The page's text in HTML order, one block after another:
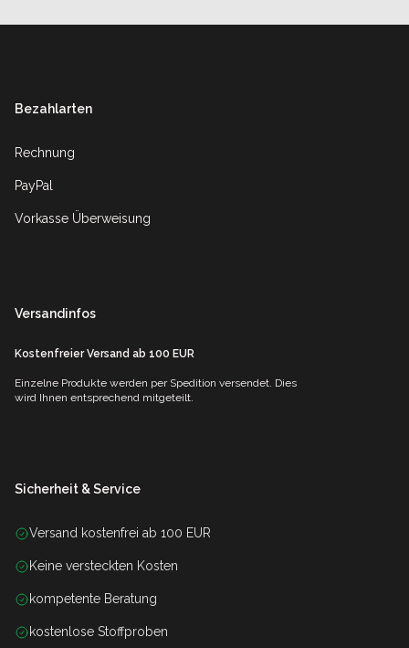
Bezahlarten
Rechnung
PayPal
Vorkasse Überweisung
Versandinfos
Kostenfreier Versand ab 100 EUR
Einzelne Produkte werden per Spedition versendet. Dies
wird Ihnen entsprechend mitgeteilt.
Sicherheit & Service
Versand kostenfrei ab 100 EUR
Keine versteckten Kosten
kompetente Beratung
kostenlose Stoffproben